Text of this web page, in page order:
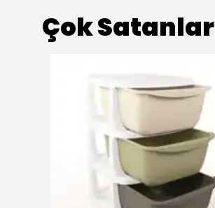
Çok Satanlar